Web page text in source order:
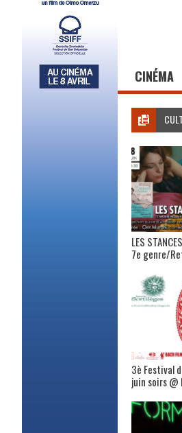
CINÉMA
LES
7e genre/
3è Festival
juin soirs @